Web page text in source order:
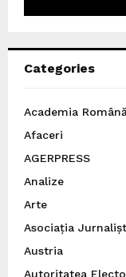
Categories
Academia Română
Afaceri
AGERPRESS
Analize
Arte
Asociația
Austria
Autoritatea